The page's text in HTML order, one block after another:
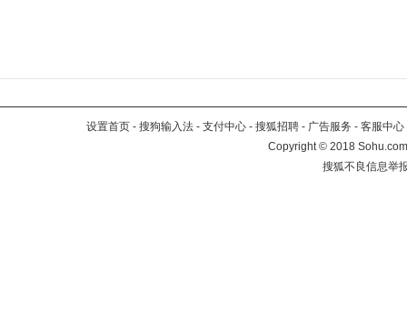
设置首页 - 搜狗输入法 - 支付中心 - 搜狐招聘 - 广告服务 - 客服中心
Copyright©2018
搜狐不良信息举